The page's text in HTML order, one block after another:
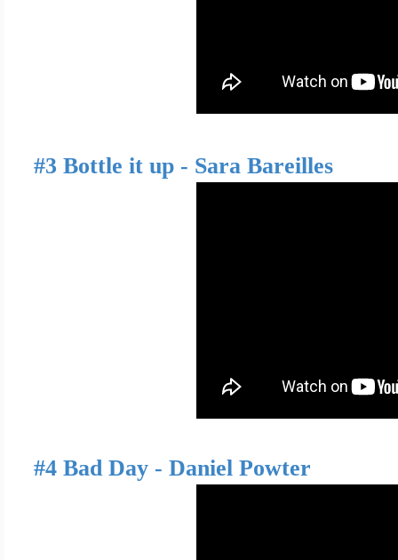
#3 Bottle it up - Sara Bareilles
#4 Bad Day - Daniel Powter